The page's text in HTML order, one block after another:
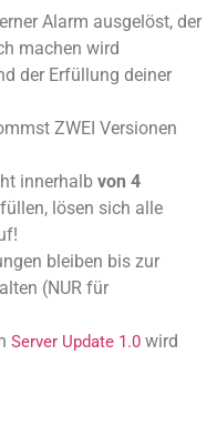
Alarm ausgelöst, der
machen wird
der Erfüllung deiner
ZWEI Versionen
innerhalb von 4
lösen sich alle
bleiben bis zur
(NUR für
Server Update 1.0 wird